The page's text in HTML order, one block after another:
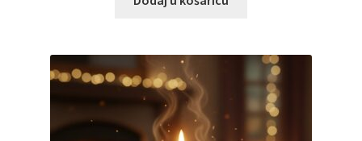
do
8,00 €
više
varijanti.
Opcije
se
mogu